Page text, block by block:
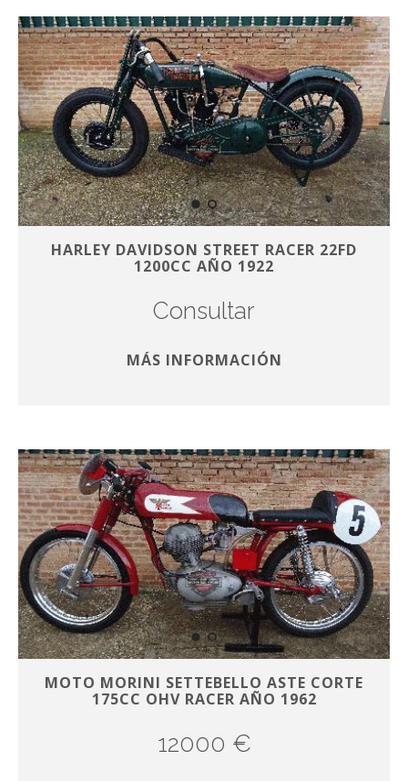
HARLEY DAVIDSON STREET RACER 22FD
1200CC AÑO 1922
Consultar
MÁS INFORMACIÓN
MOTO MORINI SETTEBELLO ASTE CORTE
175CC OHV RACER AÑO 1962
12000 €